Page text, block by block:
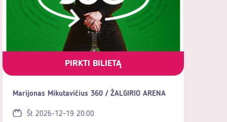
PIRKTI BILIETĄ
Marijonas Mikutavičius 360 / ŽALGIRIO ARENA
Št 2026-12-19 20:00